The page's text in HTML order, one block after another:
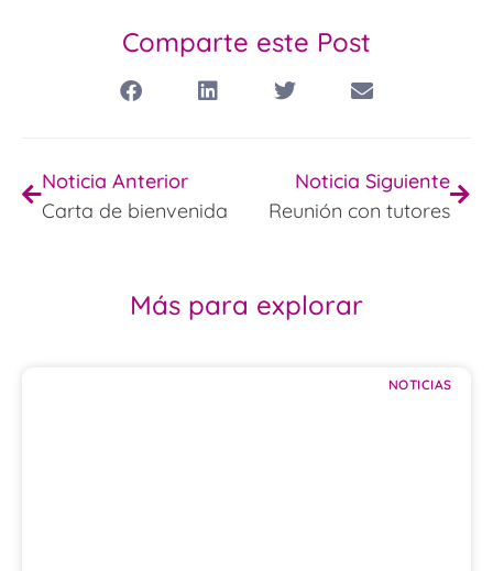
Comparte este Post
Noticia Anterior
Carta de bienvenida
Noticia Siguiente
Reunión con tutores
Más para explorar
NOTICIAS